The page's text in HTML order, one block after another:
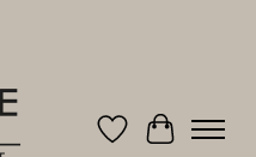
Verlanglijst